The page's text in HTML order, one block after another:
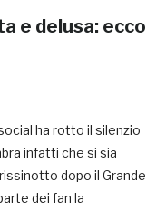
e delusa: ecco
ha rotto il silenzio
infatti che si sia
dopo il Grande
dei fan la